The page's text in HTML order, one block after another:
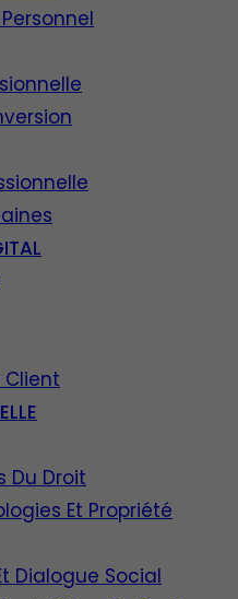
Du Droit
Et Propriété
Dialogue Social